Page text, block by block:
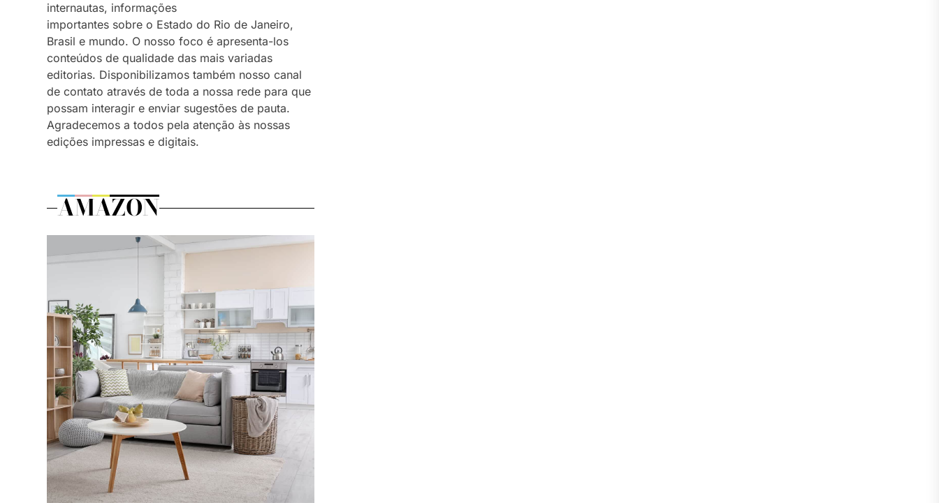
internautas, informações
importantes sobre o Estado do Rio de Janeiro,
Brasil e mundo. O nosso foco é apresenta-los
conteúdos de qualidade das mais variadas
editorias. Disponibilizamos também nosso canal
de contato através de toda a nossa rede para que
possam interagir e enviar sugestões de pauta.
Agradecemos a todos pela atenção às nossas
edições impressas e digitais.
AMAZON